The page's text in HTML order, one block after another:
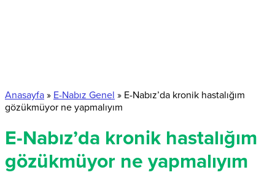
Anasayfa » E-Nabız Genel » E-Nabız’da kronik hastalığım
gözükmüyor ne yapmalıyım
E-Nabız’da kronik hastalığım
gözükmüyor ne yapmalıyım